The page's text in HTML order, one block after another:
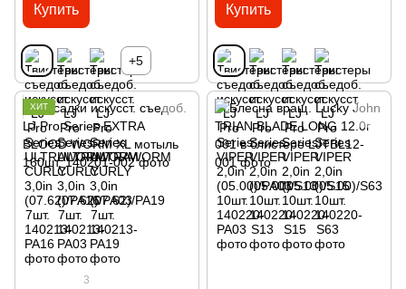
Купить
+5
Купить
ХИТ
3